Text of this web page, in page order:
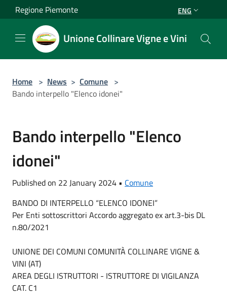
Salta al contenuto principale
Regione Piemonte ENG
Unione Collinare Vigne e Vini
Home > News > Comune >
Bando interpello "Elenco idonei"
Bando interpello "Elenco
idonei"
Published on 22 January 2024 • Comune
BANDO DI INTERPELLO “ELENCO IDONEI”
Per Enti sottoscrittori Accordo aggregato ex art.3-bis DL
n.80/2021
UNIONE DEI COMUNI COMUNITÀ COLLINARE VIGNE &
VINI (AT)
AREA DEGLI ISTRUTTORI - ISTRUTTORE DI VIGILANZA
CAT. C1